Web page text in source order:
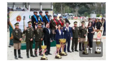
11